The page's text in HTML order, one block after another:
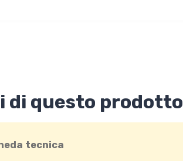
di questo prodotto
tecnica